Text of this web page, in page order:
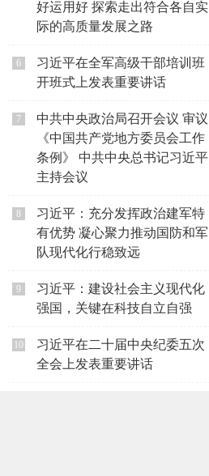
好运用好 探索走出符合各自实
际的高质量发展之路
6
习近平在全军高级干部培训班
开班式上发表重要讲话
7
中共中央政治局召开会议 审议
《中国共产党地方委员会工作
条例》 中共中央总书记习近平
主持会议
8
习近平：充分发挥政治建军特
有优势 凝心聚力推动国防和军
队现代化行稳致远
9
习近平：建设社会主义现代化
强国，关键在科技自立自强
10
习近平在二十届中央纪委五次
全会上发表重要讲话